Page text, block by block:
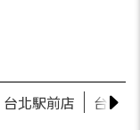
台北駅前店 台北